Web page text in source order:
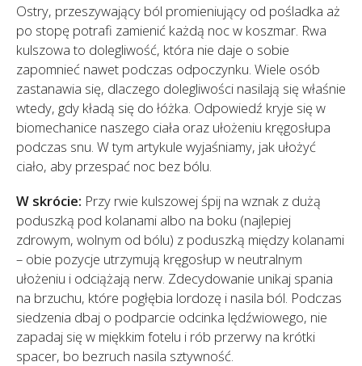
Ostry, przeszywający ból promieniujący od pośladka aż
po stopę potrafi zamienić każdą noc w koszmar. Rwa
kulszowa to dolegliwość, która nie daje o sobie
zapomnieć nawet podczas odpoczynku. Wiele osób
zastanawia się, dlaczego dolegliwości nasilają się właśnie
wtedy, gdy kładą się do łóżka. Odpowiedź kryje się w
biomechanice naszego ciała oraz ułożeniu kręgosłupa
podczas snu. W tym artykule wyjaśniamy, jak ułożyć
ciało, aby przespać noc bez bólu.
W skrócie: Przy rwie kulszowej śpij na wznak z dużą
poduszką pod kolanami albo na boku (najlepiej
zdrowym, wolnym od bólu) z poduszką między kolanami
– obie pozycje utrzymują kręgosłup w neutralnym
ułożeniu i odciążają nerw. Zdecydowanie unikaj spania
na brzuchu, które pogłębia lordozę i nasila ból. Podczas
siedzenia dbaj o podparcie odcinka lędźwiowego, nie
zapadaj się w miękkim fotelu i rób przerwy na krótki
spacer, bo bezruch nasila sztywność.